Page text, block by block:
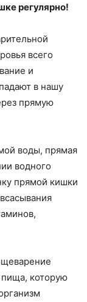
регулярно!
всего
и
в нашу
прямую
воды, прямая
водного
прямой кишки
пища, которую